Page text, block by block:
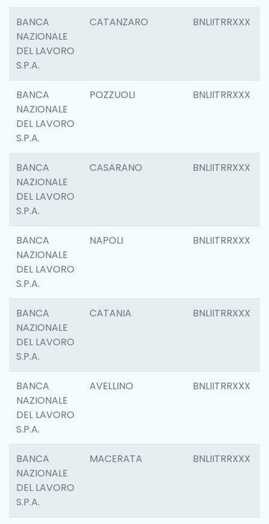
BANCA
NAZIONALE
DEL LAVORO
S.P.A.
CATANZARO BNLIITRRXXX
BANCA
NAZIONALE
DEL LAVORO
S.P.A.
POZZUOLI BNLIITRRXXX
BANCA
NAZIONALE
DEL LAVORO
S.P.A.
CASARANO BNLIITRRXXX
BANCA
NAZIONALE
DEL LAVORO
S.P.A.
NAPOLI BNLIITRRXXX
BANCA
NAZIONALE
DEL LAVORO
S.P.A.
CATANIA BNLIITRRXXX
BANCA
NAZIONALE
DEL LAVORO
S.P.A.
AVELLINO BNLIITRRXXX
BANCA
NAZIONALE
DEL LAVORO
S.P.A.
MACERATA BNLIITRRXXX